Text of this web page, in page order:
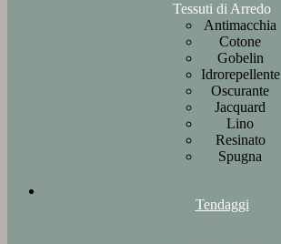
Tessuti di Arredo
Antimacchia
Cotone
Gobelin
Idrorepellente
Oscurante
Jacquard
Lino
Resinato
Spugna
Tendaggi